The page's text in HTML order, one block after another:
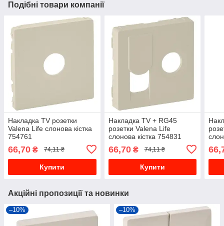
Подібні товари компанії
Накладка TV розетки
Valena Life слонова кістка
754761
66,70 ₴ 74,11 ₴
Купити
Накладка TV + RG45
розетки Valena Life
слонова кістка 754831
66,70₴ 74,11 ₴
Купити
Акційні пропозиції та новинки
–10% –10%